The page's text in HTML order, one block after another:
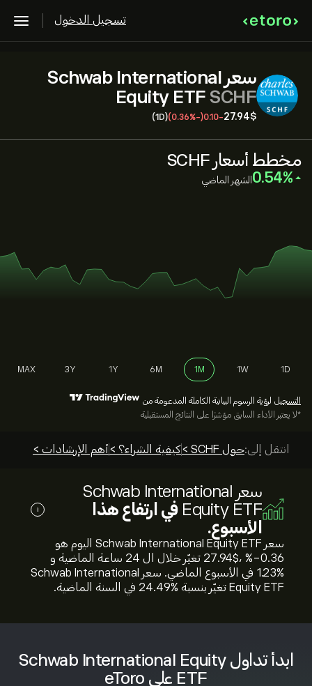
تسجيل الدخول
سعر Schwab International
Equity ETF SCHF
27.94‎$‎
-0.10
(-0.36%)
(1D)
ابدأ تداول Schwab International Equity
ETF على eToro
مخطط أسعار SCHF
‎0.54‎ الشهر الماضي
1D
1W
1M
6M
1Y
3Y
MAX
التسجيل لرؤية الرسوم البيانية الكاملة المدعومة من
*لا يعتبر الأداء السابق مؤشرًا على النتائج المستقبلية
انتقل إلى:حول SCHF > كيفية الشراء؟ >أهم الإرشادات >
سعر Schwab International
Equity ETF في ارتفاع هذا
الأسبوع.
i
سعر Schwab International Equity ETF اليوم هو
27.94‎$‎، %‎-0.36‎ تغيّر خلال ال 24 ساعة الماضية و
%‎1.23‎ في الأسبوع الماضي. سعر Schwab International
Equity ETF تغيّر بنسبة %‎24.49‎ في السنة الماضية.